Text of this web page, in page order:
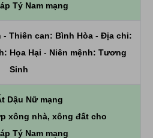
Tý Nam mạng
- Thiên can: Bình Hòa - Địa chi:
Họa Hại - Niên mệnh: Tương
Sinh
Dậu Nữ mạng
xông nhà, xông đất cho
Tý Nam mạng